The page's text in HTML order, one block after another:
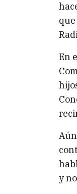
En
y